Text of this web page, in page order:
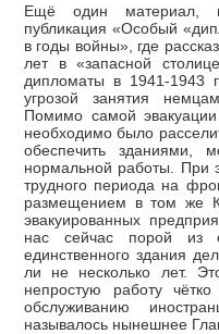
Ещё один материал,
публикация «Особый
в годы войны», где
лет в «запасной
дипломаты в 1941-1943
угрозой занятия
Помимо самой
необходимо было
обеспечить зданиями,
нормальной работы. При
трудного периода на
размещением в том же
эвакуированных
нас сейчас порой из
единственного здания
ли не несколько лет.
непростую работу
обслуживанию
называлось нынешнее